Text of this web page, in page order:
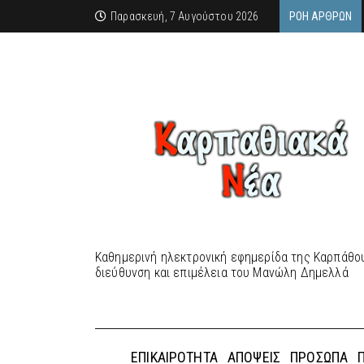
Παρασκευή, 7 Αυγούστου 2026 ΡΟΉ ΆΡΘΡΩΝ
Καθημερινή ηλεκτρονική εφημερίδα της
διεύθυνση και επιμέλεια του Μανώλη Δημελλά
ΕΠΙΚΑΙΡΌΤΗΤΑ ΑΠΌΨΕΙΣ ΠΡΌΣΩΠΑ